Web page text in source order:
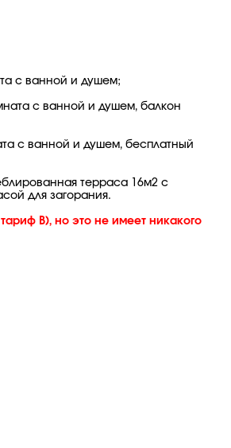
с ванной и душем;
с ванной и душем, балкон
с ванной и душем, бесплатный
терраса 16м2 с
для загорания.
В), но это не имеет никакого